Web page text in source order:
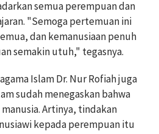
semua perempuan dan
"Semoga pertemuan ini
dan kemanusiaan penuh
semakin utuh," tegasnya.
Islam Dr. Nur Rofiah juga
sudah menegaskan bahwa
Artinya, tindakan
kepada perempuan itu